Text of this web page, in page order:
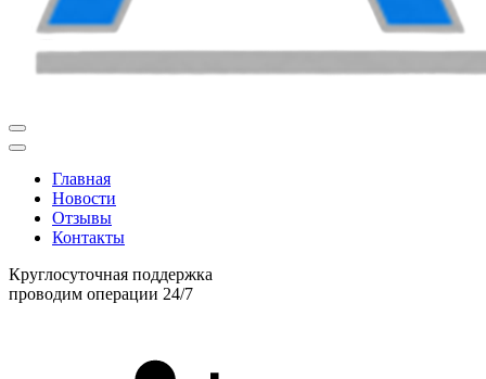
Главная
Новости
Отзывы
Контакты
Круглосуточная поддержка
проводим операции 24/7